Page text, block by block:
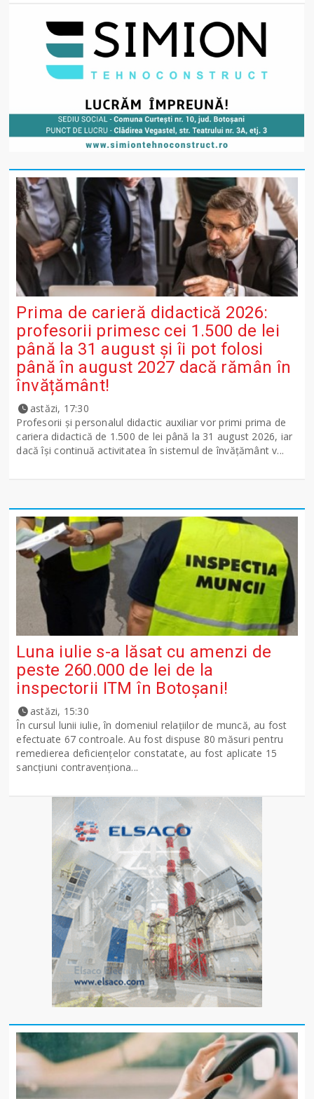
Prima de carieră didactică 2026:
profesorii primesc cei 1.500 de lei
până la 31 august și îi pot folosi
până în august 2027 dacă rămân în
învățământ!
astăzi, 17:30
Profesorii și personalul didactic auxiliar vor primi prima de
cariera didactică de 1.500 de lei până la 31 august 2026, iar
dacă își continuă activitatea în sistemul de învățământ v...
Luna iulie s-a lăsat cu amenzi de
peste 260.000 de lei de la
inspectorii ITM în Botoșani!
astăzi, 15:30
În cursul lunii iulie, în domeniul relațiilor de muncă, au fost
efectuate 67 controale. Au fost dispuse 80 măsuri pentru
remedierea deficiențelor constatate, au fost aplicate 15
sancţiuni contravenționa...